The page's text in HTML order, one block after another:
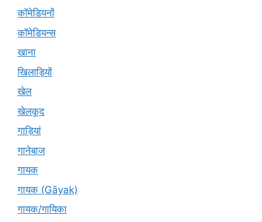
कॉमेडियनों
कॉमेडियन्स
खाना
खिलाड़ियों
खेल
खेलकूद
गाड़ियां
गानेबाज
गायक
गायक (Gāyak)
गायक/गायिका